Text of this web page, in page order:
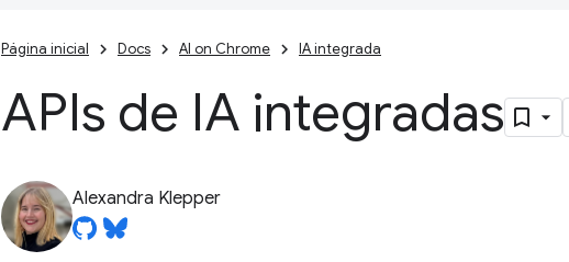
Página inicial Docs AI on Chrome IA integrada
APIs de IA integradas
Alexandra Klepper